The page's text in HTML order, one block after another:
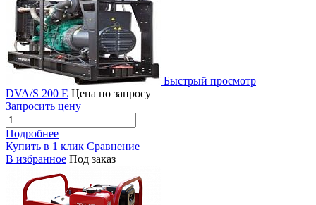
Быстрый просмотр
DVA/S 200 E Цена по запросу
Запросить цену
Подробнее
Купить в 1 клик Сравнение
В избранное Под заказ